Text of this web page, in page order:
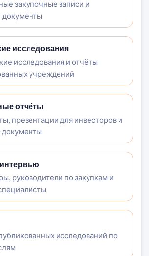
закупочные записи и
документы
исследования
исследования и отчёты
учреждений
отчёты
презентации для инвесторов и
документы
руководители по закупкам и
исследований по